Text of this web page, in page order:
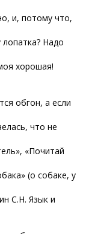
и, потому что,
Надо
хорошая!
обгон, а если
что не
«Почитай
(о собаке, у
С.Н. Язык и